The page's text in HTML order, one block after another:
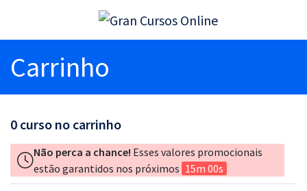
Carrinho
0 curso no carrinho
Não perca a chance! Esses valores promocionais
estão garantidos nos próximos 15m 00s